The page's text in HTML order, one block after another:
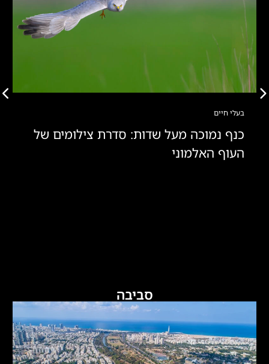
בעלי חיים
כנף נמוכה מעל שדות: סדרת צילומים של
העוף האלמוני
סביבה